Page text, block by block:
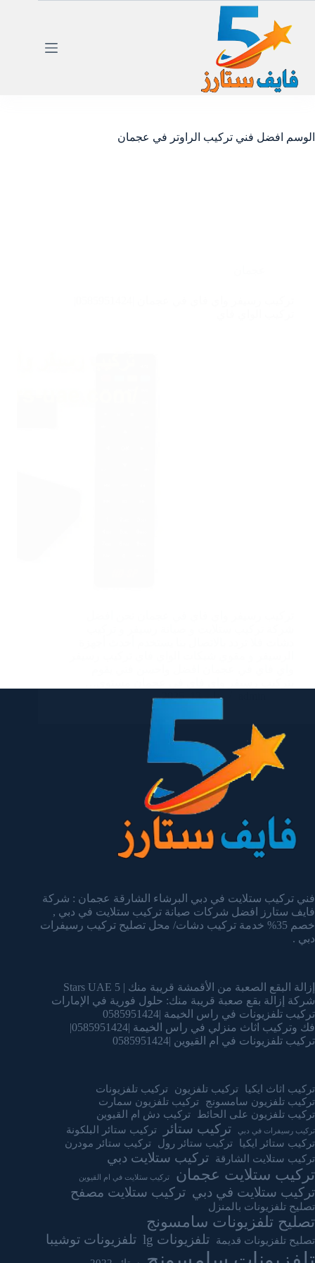
المحتوى
الوسم افضل فني تركيب الراوتر في عجمان
يناير 13, 2025
فني تركيب ستلايت في دبي البرشاء الشارقة عجمان : شركة
فايف ستارز افضل شركات صيانة تركيب ستلايت في دبي ,
خصم 35% خدمة تركيب دشات/ محل تصليح تركيب رسيفرات
دبي .
إزالة البقع الصعبة من الأقمشة قريبة منك | 5 Stars UAE
شركة إزالة بقع صعبة قريبة منك: حلول فورية في الإمارات
تركيب تلفزيونات في راس الخيمة |0585951424
فك وتركيب اثاث منزلي في راس الخيمة |0585951424|
تركيب تلفزيونات في ام القيوين |0585951424
تركيب اثاث ايكيا تركيب تلفزيون
تركيب تلفزيونات
تركيب تلفزيون سامسونج
تركيب تلفزيون سمارت
تركيب تلفزيون على الحائط
تركيب دش ام القيوين
تركيب رسيفرات في دبي تركيب ستائر
تركيب ستائر البلكونة
تركيب ستائر ايكيا
تركيب ستائر رول
تركيب ستائر مودرن
تركيب ستلايت الشارقة
تركيب ستلايت دبي
تركيب ستلايت عجمان تركيب ستلايت في ام القيوين
تركيب ستلايت في دبي تركيب ستلايت مصفح
تصليح تلفزيونات بالمنزل
تصليح تلفزيونات سامسونج
تصليح تلفزيونات قديمة تلفزيونات lg تلفزيونات توشيبا